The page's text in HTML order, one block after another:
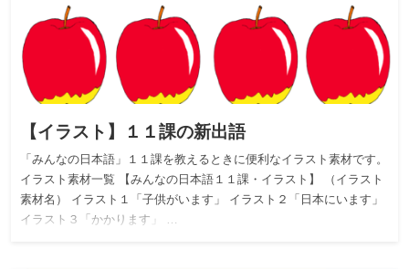
【イラスト】１１課の新出語
「みんなの日本語」１１課を教えるときに便利なイラスト素材です。
イラスト素材一覧 【みんなの日本語１１課・イラスト】 （イラスト
素材名） イラスト１「子供がいます」 イラスト２「日本にいます」
イラスト３「かかります」 …